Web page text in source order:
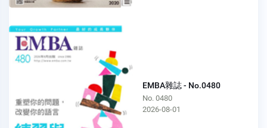
EMBA雜誌 - No.0480
No. 0480
2026-08-01